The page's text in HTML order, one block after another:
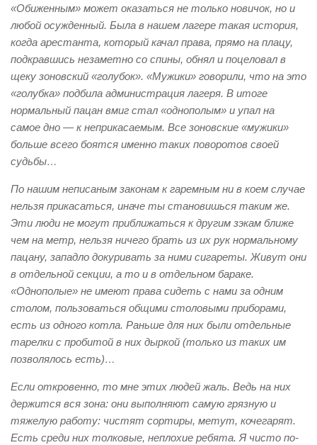
«Обиженным» может оказаться не только новичок, но и
любой осужденный. Была в нашем лагере такая история,
когда арестанта, который качал права, прямо на плацу,
подкравшись незаметно со спины, обнял и поцеловал в
щеку зоновский «голубок». «Мужики» говорили, что на это
«голубка» подбила администрация лагеря. В итоге
нормальный пацан вмиг стал «однополым» и упал на
самое дно — к неприкасаемым. Все зоновские «мужики»
больше всего боятся именно таких поворотов своей
судьбы…
По нашим неписаным законам к гаремным ни в коем случае
нельзя прикасаться, иначе ты становишься таким же.
Эти люди не могут приближаться к другим зэкам ближе
чем на метр, нельзя ничего брать из их рук нормальному
пацану, западло докуривать за ними сигареты. Живут они
в отдельной секции, а то и в отдельном бараке.
«Однополые» не имеют права сидеть с нами за одним
столом, пользоваться общими столовыми приборами,
есть из одного котла. Раньше для них были отдельные
тарелки с пробитой в них дыркой (только из таких им
позволялось есть)…
Если откровенно, то мне этих людей жаль. Ведь на них
держится вся зона: они выполняют самую грязную и
тяжелую работу: чистят сортиры, метут, кочегарят.
Есть среди них толковые, неплохие ребята. Я чисто по-